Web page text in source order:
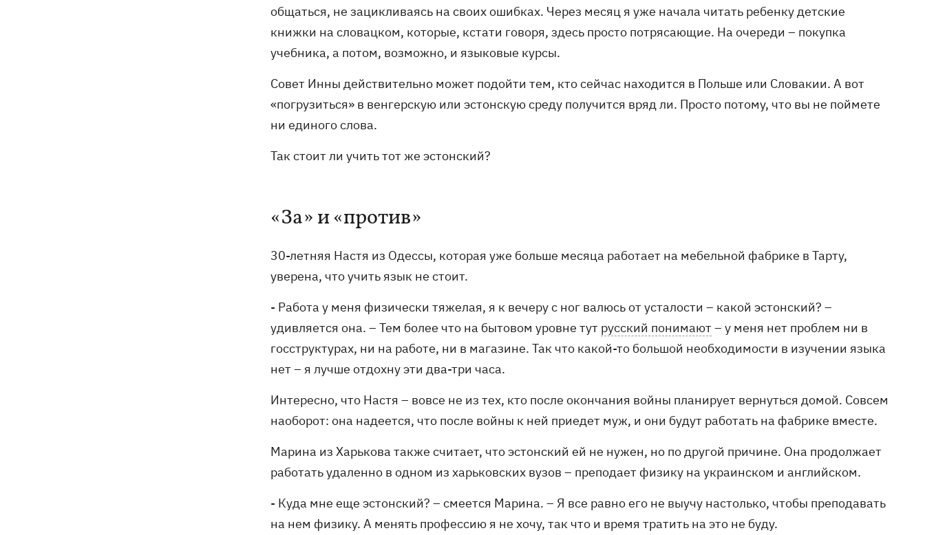
общаться, не зацикливаясь на своих ошибках. Через месяц я уже начала читать ребенку детские
книжки на словацком, которые, кстати говоря, здесь просто потрясающие. На очереди – покупка
учебника, а потом, возможно, и языковые курсы.
Совет Инны действительно может подойти тем, кто сейчас находится в Польше или Словакии. А вот
«погрузиться» в венгерскую или эстонскую среду получится вряд ли. Просто потому, что вы не поймете
ни единого слова.
Так стоит ли учить тот же эстонский?
«За» и «против»
30-летняя Настя из Одессы, которая уже больше месяца работает на мебельной фабрике в Тарту,
уверена, что учить язык не стоит.
- Работа у меня физически тяжелая, я к вечеру с ног валюсь от усталости – какой эстонский? –
удивляется она. – Тем более что на бытовом уровне тут русский понимают– у меня нет проблем ни в
госструктурах, ни на работе, ни в магазине. Так что какой-то большой необходимости в изучении языка
нет – я лучше отдохну эти два-три часа.
Интересно, что Настя – вовсе не из тех, кто после окончания войны планирует вернуться домой. Совсем
наоборот: она надеется, что после войны к ней приедет муж, и они будут работать на фабрике вместе.
Марина из Харькова также считает, что эстонский ей не нужен, но по другой причине. Она продолжает
работать удаленно в одном из харьковских вузов – преподает физику на украинском и английском.
- Куда мне еще эстонский? – смеется Марина. – Я все равно его не выучу настолько, чтобы преподавать
на нем физику. А менять профессию я не хочу, так что и время тратить на это не буду.